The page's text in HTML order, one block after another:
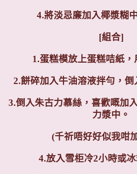
4.將淡忌廉加入椰漿糊
[組合]
1.蛋糕模放上蛋糕咭紙，
2.餅碎加入牛油溶液拌勻，倒
3.倒入朱古力慕絲，喜歡嘅加
力漿中。
(千祈唔好好似我咁
4.放入雪柜冷2小時或冰